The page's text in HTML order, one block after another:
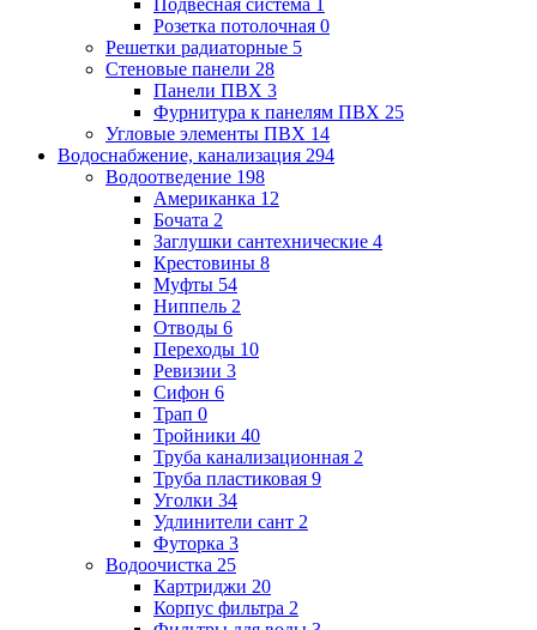
Подвесная система 1
Розетка потолочная 0
Решетки радиаторные 5
Стеновые панели 28
Панели ПВХ 3
Фурнитура к панелям ПВХ 25
Угловые элементы ПВХ 14
Водоснабжение, канализация 294
Водоотведение 198
Американка 12
Бочата 2
Заглушки сантехнические 4
Крестовины 8
Муфты 54
Ниппель 2
Отводы 6
Переходы 10
Ревизии 3
Сифон 6
Трап 0
Тройники 40
Труба канализационная 2
Труба пластиковая 9
Уголки 34
Удлинители сант 2
Футорка 3
Водоочистка 25
Картриджи 20
Корпус фильтра 2